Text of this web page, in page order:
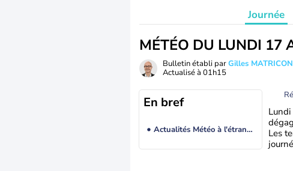
Journée
MÉTÉO DU LUNDI 17
Bulletin établi parGilles MATRICON
Actualisé à 01h15
En bref
Actualités Météo à l'étranger
Lundi
Les